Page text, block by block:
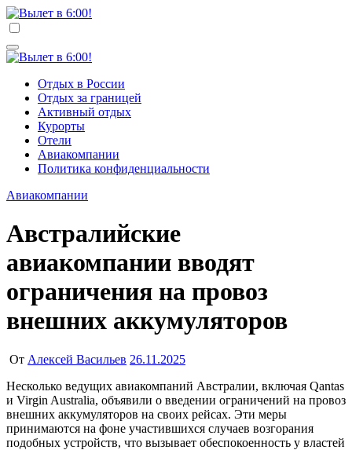
Перейти
к
Генеральный директор: Чернокоз Ольга Валерьевна
Учредитель ООО "Клуб регионов", ИНН 6685155934
Генеральный директор: Чернокоз Ольга Валерьевна
info@gosrf.ru +7 (495) 920-51-49
Отдых в России
Отдых за границей
Активный отдых
Курорты
Отели
Авиакомпании
Политика конфиденциальности
Авиакомпании
Австралийские
авиакомпании вводят
ограничения на провоз
внешних аккумуляторов
От Алексей Васильев 26.11.2025
Несколько ведущих авиакомпаний Австралии, включая Qantas
и Virgin Australia, объявили о введении ограничений на провоз
внешних аккумуляторов на своих рейсах. Эти меры
принимаются на фоне участившихся случаев возгорания
подобных устройств, что вызывает обеспокоенность у властей